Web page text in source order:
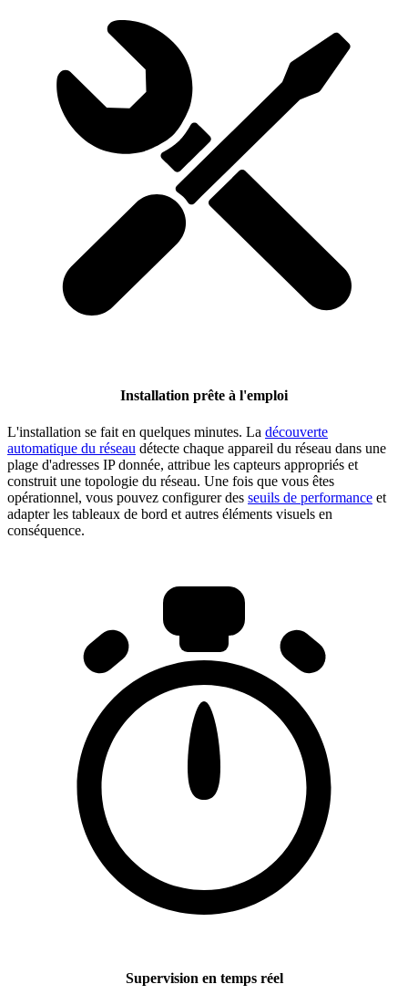
Installation prête à l'emploi
L'installation se fait en quelques minutes. La découverte
automatique du réseau détecte chaque appareil du réseau dans une
plage d'adresses IP donnée, attribue les capteurs appropriés et
construit une topologie du réseau. Une fois que vous êtes
opérationnel, vous pouvez configurer des seuils de performance et
adapter les tableaux de bord et autres éléments visuels en
conséquence.
Supervision en temps réel